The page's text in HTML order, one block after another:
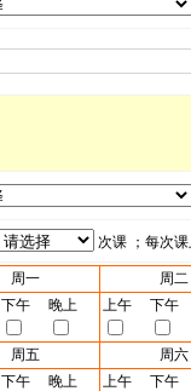
次课 ；每次
周一
周二
下午 晚上 上午 下午
周五
周六
下午 晚上 上午 下午